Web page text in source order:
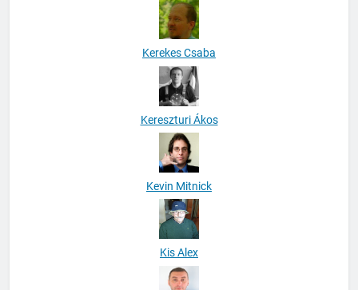
Kerekes Csaba
Kereszturi Ákos
Kevin Mitnick
Kis Alex